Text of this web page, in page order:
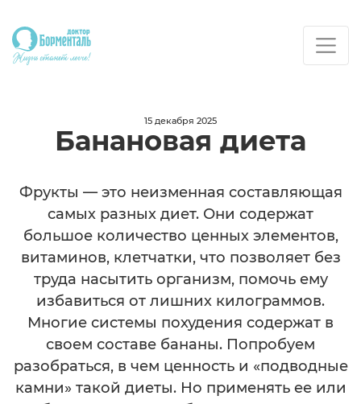
15 декабря 2025
Банановая диета
Фрукты — это неизменная составляющая
самых разных диет. Они содержат
большое количество ценных элементов,
витаминов, клетчатки, что позволяет без
труда насытить организм, помочь ему
избавиться от лишних килограммов.
Многие системы похудения содержат в
своем составе бананы. Попробуем
разобраться, в чем ценность и «подводные
камни» такой диеты. Но применять ее или